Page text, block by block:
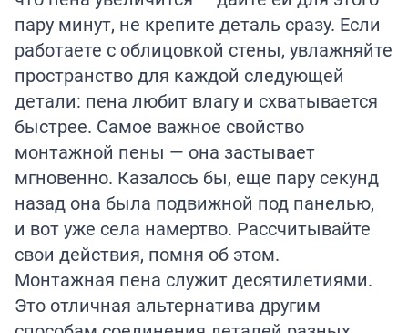
пару минут, не крепите деталь сразу. Если
работаете с облицовкой стены, увлажняйте
пространство для каждой следующей
детали: пена любит влагу и схватывается
быстрее. Самое важное свойство
монтажной пены — она застывает
мгновенно. Казалось бы, еще пару секунд
назад она была подвижной под панелью,
и вот уже села намертво. Рассчитывайте
свои действия, помня об этом.
Монтажная пена служит десятилетиями.
Это отличная альтернатива другим